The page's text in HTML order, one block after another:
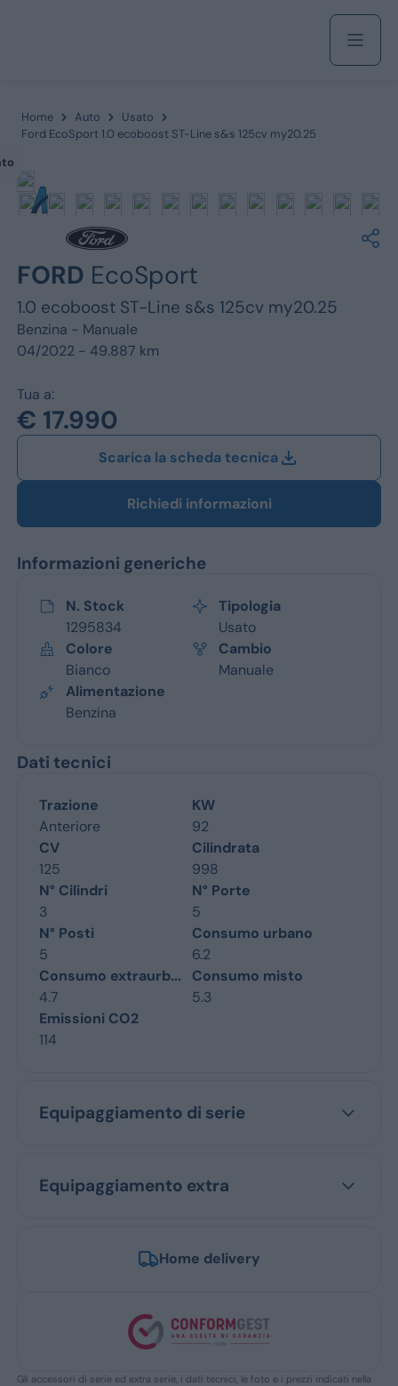
Marchi
Alfa Romeo
Dacia
Renault
Opel
Vedi tutti i marchi
Home Auto
Usato
Ford EcoSport 1.0 ecoboost ST-Line s&s 125cv my20.25
FORD EcoSport
1.0 ecoboost ST-Line s&s 125cv my20.25
Benzina - Manuale
04/2022 - 49.887 km
Tua a:
€ 17.990
Scarica la scheda tecnica
Richiedi informazioni
Informazioni generiche
N. Stock
1295834
Tipologia
Usato
Colore
Bianco
Cambio
Manuale
Alimentazione
Benzina
Dati tecnici
Trazione
Anteriore
KW
92
CV
125
Cilindrata
998
N° Cilindri
3
N° Porte
5
N° Posti
5
Consumo urbano
6.2
Consumo extraurb...
4.7
Consumo misto
5.3
Emissioni CO2
114
Equipaggiamento di serie
Equipaggiamento extra
Home delivery
Gli accessori di serie ed extra serie, i dati tecnici, le foto e i prezzi indicati nella